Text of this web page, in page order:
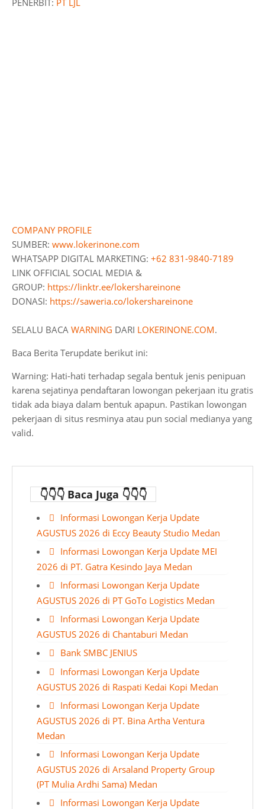
PENERBIT: PT LJL
COMPANY PROFILE
SUMBER: www.lokerinone.com
WHATSAPP DIGITAL MARKETING: +62 831-9840-7189
LINK OFFICIAL SOCIAL MEDIA &
GROUP: https://linktr.ee/lokershareinone
DONASI: https://saweria.co/lokershareinone
SELALU BACA WARNING DARI LOKERINONE.COM.
Baca Berita Terupdate berikut ini:
Warning: Hati-hati terhadap segala bentuk jenis penipuan
karena sejatinya pendaftaran lowongan pekerjaan itu gratis
tidak ada biaya dalam bentuk apapun. Pastikan lowongan
pekerjaan di situs resminya atau pun social medianya yang
valid.
👇👇👇 Baca Juga 👇👇👇
Informasi Lowongan Kerja Update
AGUSTUS 2026 di Eccy Beauty Studio Medan
Informasi Lowongan Kerja Update MEI
2026 di PT. Gatra Kesindo Jaya Medan
Informasi Lowongan Kerja Update
AGUSTUS 2026 di PT GoTo Logistics Medan
Informasi Lowongan Kerja Update
AGUSTUS 2026 di Chantaburi Medan
Bank SMBC JENIUS
Informasi Lowongan Kerja Update
AGUSTUS 2026 di Raspati Kedai Kopi Medan
Informasi Lowongan Kerja Update
AGUSTUS 2026 di PT. Bina Artha Ventura
Medan
Informasi Lowongan Kerja Update
AGUSTUS 2026 di Arsaland Property Group
(PT Mulia Ardhi Sama) Medan
Informasi Lowongan Kerja Update